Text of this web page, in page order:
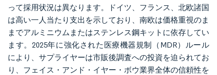
って採用状況は異なります。ドイツ、フランス、北欧諸国
は高い一人当たり支出を示しており、南欧は価格重視のま
までアルミニウムまたはステンレス鋼キットに依存してい
ます。2025年に強化された医療機器規制（MDR）ルール
により、サプライヤーは市販後調査への投資を迫られてお
り、フェイス・アンド・イヤー・ボウ業界全体の信頼性を